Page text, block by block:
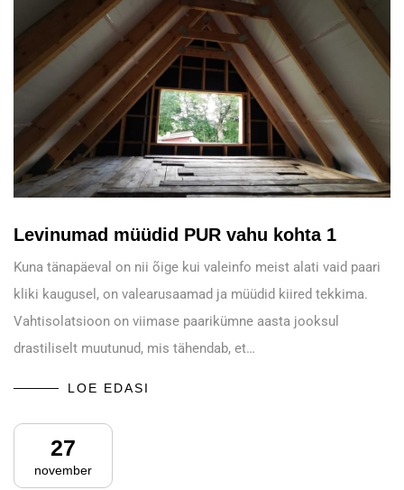
Levinumad müüdid PUR vahu kohta 1
Kuna tänapäeval on nii õige kui valeinfo meist alati vaid paari
kliki kaugusel, on valearusaamad ja müüdid kiired tekkima.
Vahtisolatsioon on viimase paarikümne aasta jooksul
drastiliselt muutunud, mis tähendab, et…
LOE EDASI
27
november